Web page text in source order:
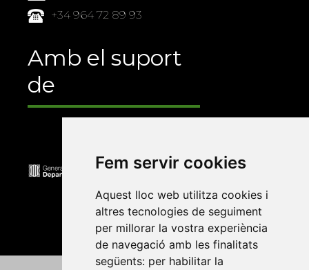
Fem servir cookies
Aquest lloc web utilitza cookies i
altres tecnologies de seguiment
per millorar la vostra experiència
de navegació amb les finalitats
següents: per habilitar la
+34 964 72 89 93
Amb el suport
de